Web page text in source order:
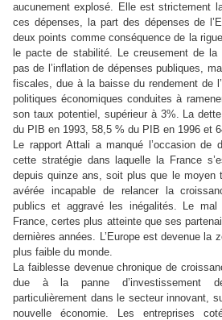
aucunement explosé. Elle est strictement
ces dépenses, la part des dépenses de
deux points comme conséquence de la
le pacte de stabilité. Le creusement de la
pas de l’inflation de dépenses publiques,
fiscales, due à la baisse du rendement de
politiques économiques conduites à
son taux potentiel, supérieur à 3%. La
du PIB en 1993, 58,5 % du PIB en 1996 et
Le rapport Attali a manqué l’occasion de
cette stratégie dans laquelle la France
depuis quinze ans, soit plus que le moyen
avérée incapable de relancer la
publics et aggravé les inégalités. Le
France, certes plus atteinte que ses
dernières années. L’Europe est devenue la
plus faible du monde.
La faiblesse devenue chronique de
due à la panne d’investissement
particulièrement dans le secteur innovant,
nouvelle économie. Les entreprises